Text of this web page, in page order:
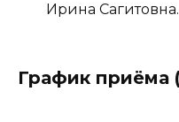
Ирина Сагитовна.
График приёма